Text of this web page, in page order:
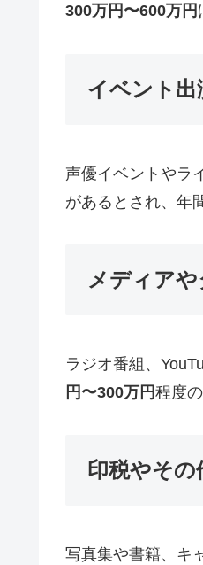
300万円〜600万円
イベント
声優イベントやラ
があるとされ、年
メディア
ラジオ番組、
円〜300万円程度
印税やその
写真集や書籍、キ